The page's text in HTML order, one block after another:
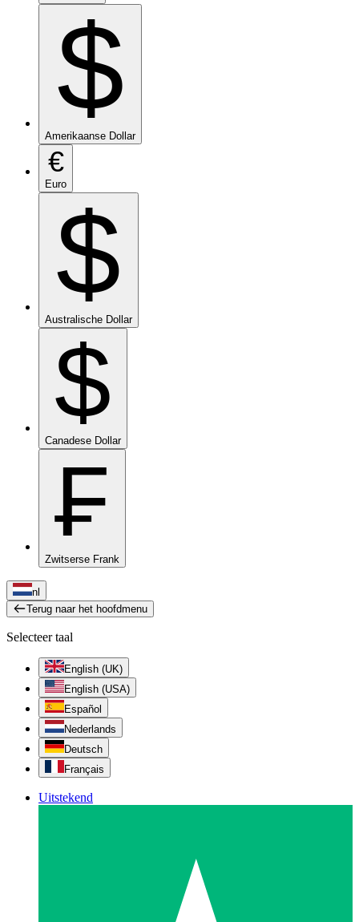
$
Amerikaanse Dollar
€
Euro
$
Australische Dollar
$
Canadese Dollar
₣
Zwitserse Frank
nl
Terug naar het hoofdmenu
Selecteer taal
English (UK)
English (USA)
Español
Nederlands
Deutsch
Français
Uitstekend